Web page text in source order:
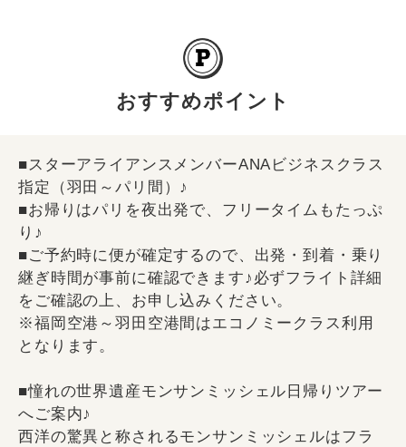
おすすめポイント
■スターアライアンスメンバーANAビジネスクラス
指定（羽田～パリ間）♪
■お帰りはパリを夜出発で、フリータイムもたっぷ
り♪
■ご予約時に便が確定するので、出発・到着・乗り
継ぎ時間が事前に確認できます♪必ずフライト詳細
をご確認の上、お申し込みください。
※福岡空港～羽田空港間はエコノミークラス利用
となります。
■憧れの世界遺産モンサンミッシェル日帰りツアー
へご案内♪
西洋の驚異と称されるモンサンミッシェルはフラ